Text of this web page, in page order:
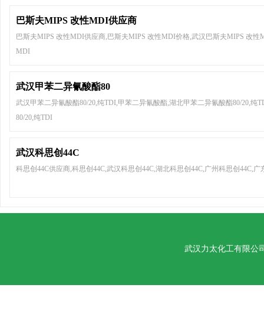
巴斯夫MIPS 改性MDI供应商
巴斯夫MIPS 改性MDI供应商,巴斯夫MIPS 改性MDI价格,武汉巴斯夫MIPS 改性
MDI
武汉甲苯二异氰酸酯80
武汉甲苯二异氰酸酯80/20,纯TDI,甲苯二异氰酸酯,湖北甲苯二异氰酸酯80/20,纯
80/20,纯TDI
武汉科思创44C
科思创44C供应商,科思创44C,武汉科思创44C,湖北科思创44C,广州科思创44C,广
武汉力太化工有限公